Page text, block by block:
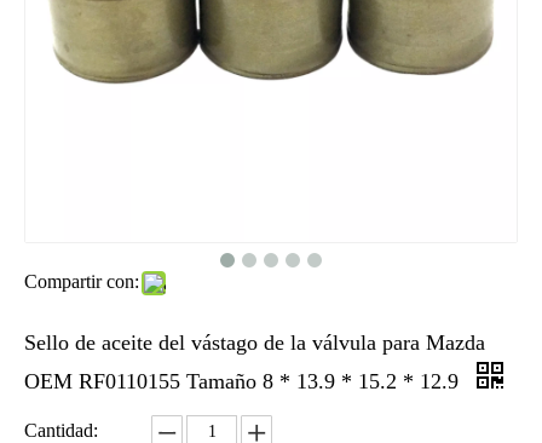
Compartir con:
Sello de aceite del vástago de la válvula para Mazda
OEM RF0110155 Tamaño 8 * 13.9 * 15.2 * 12.9
Cantidad: